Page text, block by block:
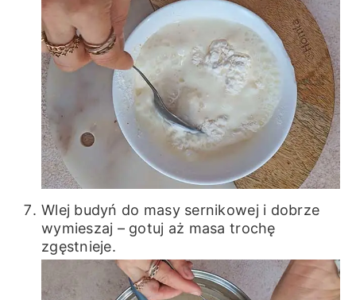
Wlej budyń do masy sernikowej i dobrze
wymieszaj – gotuj aż masa trochę
zgęstnieje.